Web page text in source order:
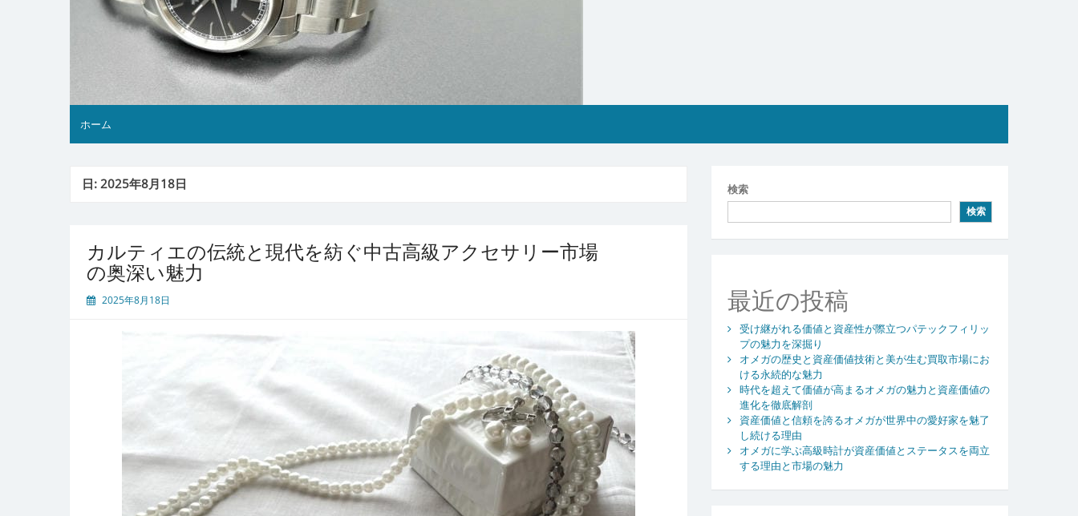
ホーム
日:2025年8月18日
カルティエの伝統と現代を紡ぐ中古高級アクセサリー市場
の奥深い魅力
2025年8月18日
検索
検索
最近の投稿
受け継がれる価値と資産性が際立つパテックフィリッ
プの魅力を深掘り
オメガの歴史と資産価値技術と美が生む買取市場にお
ける永続的な魅力
時代を超えて価値が高まるオメガの魅力と資産価値の
進化を徹底解剖
資産価値と信頼を誇るオメガが世界中の愛好家を魅了
し続ける理由
オメガに学ぶ高級時計が資産価値とステータスを両立
する理由と市場の魅力